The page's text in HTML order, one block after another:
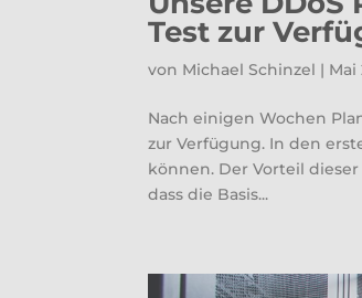
Test zur
von Michael Schinzel | Mai
Nach einigen Wochen
zur Verfügung. In den
können. Der Vorteil
dass die Basis...